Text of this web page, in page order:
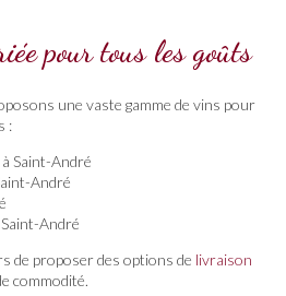
pour tous les goûts
une vaste gamme de vins pour
:
Saint-André
André
André
de proposer des options de livraison
commodité.